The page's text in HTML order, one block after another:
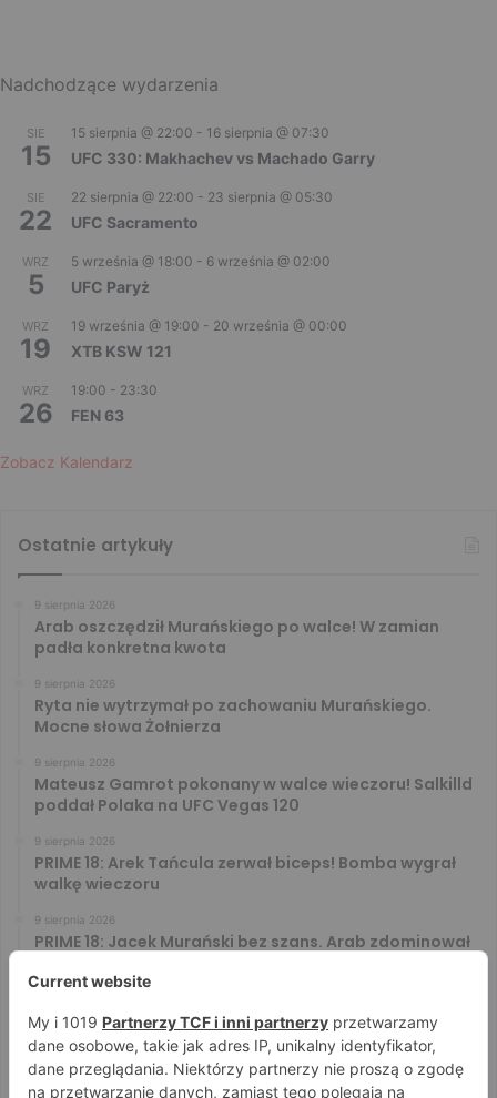
Nadchodzące wydarzenia
SIE
15
15 sierpnia @ 22:00 - 16 sierpnia @ 07:30
UFC 330: Makhachev vs Machado Garry
SIE
22
22 sierpnia @ 22:00 - 23 sierpnia @ 05:30
UFC Sacramento
WRZ
5
5 września @ 18:00 - 6 września @ 02:00
UFC Paryż
WRZ
19
19 września @ 19:00 - 20 września @ 00:00
XTB KSW 121
WRZ
26
19:00 - 23:30
FEN 63
Zobacz Kalendarz
Ostatnie artykuły
9 sierpnia 2026
Arab oszczędził Murańskiego po walce! W zamian
padła konkretna kwota
9 sierpnia 2026
Ryta nie wytrzymał po zachowaniu Murańskiego.
Mocne słowa Żołnierza
9 sierpnia 2026
Mateusz Gamrot pokonany w walce wieczoru! Salkilld
poddał Polaka na UFC Vegas 120
9 sierpnia 2026
PRIME 18: Arek Tańcula zerwał biceps! Bomba wygrał
walkę wieczoru
9 sierpnia 2026
PRIME 18: Jacek Murański bez szans. Arab zdominował
PRIME 18: Mariusz Wach rozbity przez 6. rywali. Gypsy
Team zwyciężył w 3. rundzie
8 sierpnia 2026